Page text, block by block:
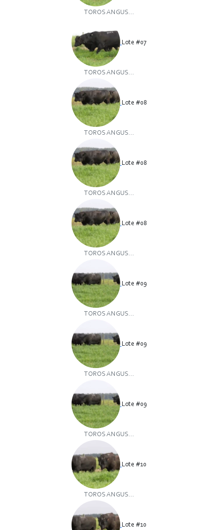
TOROS ANGUS...
Lote #07
TOROS ANGUS...
Lote #08
TOROS ANGUS...
Lote #08
TOROS ANGUS...
Lote #08
TOROS ANGUS...
Lote #09
TOROS ANGUS...
Lote #09
TOROS ANGUS...
Lote #09
TOROS ANGUS...
Lote #10
TOROS ANGUS...
Lote #10